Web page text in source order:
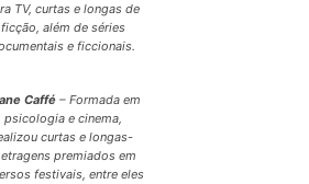
TV, curtas e longas de
ficção, além de séries
e ficcionais.
Caffé – Formada em
psicologia e cinema,
curtas e longas-
premiados em
festivais, entre eles